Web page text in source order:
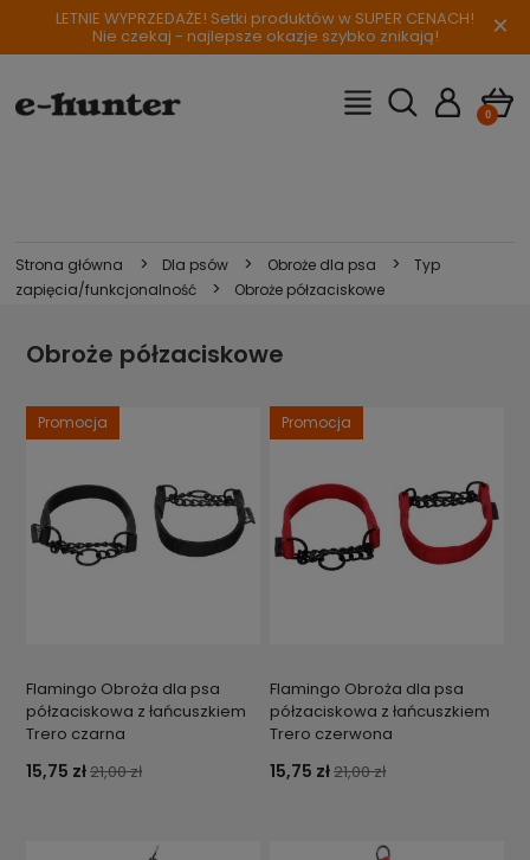
LETNIE WYPRZEDAŻE! Setki produktów w SUPER CENACH!
Nie czekaj - najlepsze okazje szybko znikają! ×
Strona główna > Dla psów > Obroże dla psa >
Typ
zapięcia/funkcjonalność
> Obroże półzaciskowe
Obroże półzaciskowe
Flamingo Obroża dla psa
półzaciskowa z łańcuszkiem
Trero czarna
15,75 zł21,00 zł
Promocja
Flamingo Obroża dla psa
półzaciskowa z łańcuszkiem
Trero czerwona
15,75 zł21,00 zł
Promocja